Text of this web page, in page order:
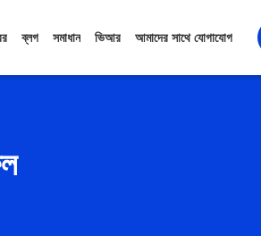
ব্লগ সমাধান ভিআর আমাদের সাথে যোগাযোগ